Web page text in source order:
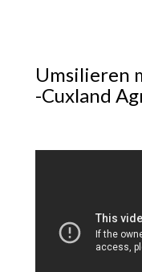
Umsilieren
-Cuxland